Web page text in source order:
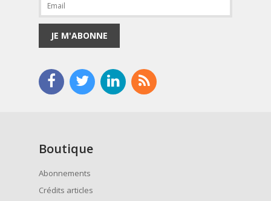
JE M'ABONNE
Boutique
Abonnements
Crédits articles